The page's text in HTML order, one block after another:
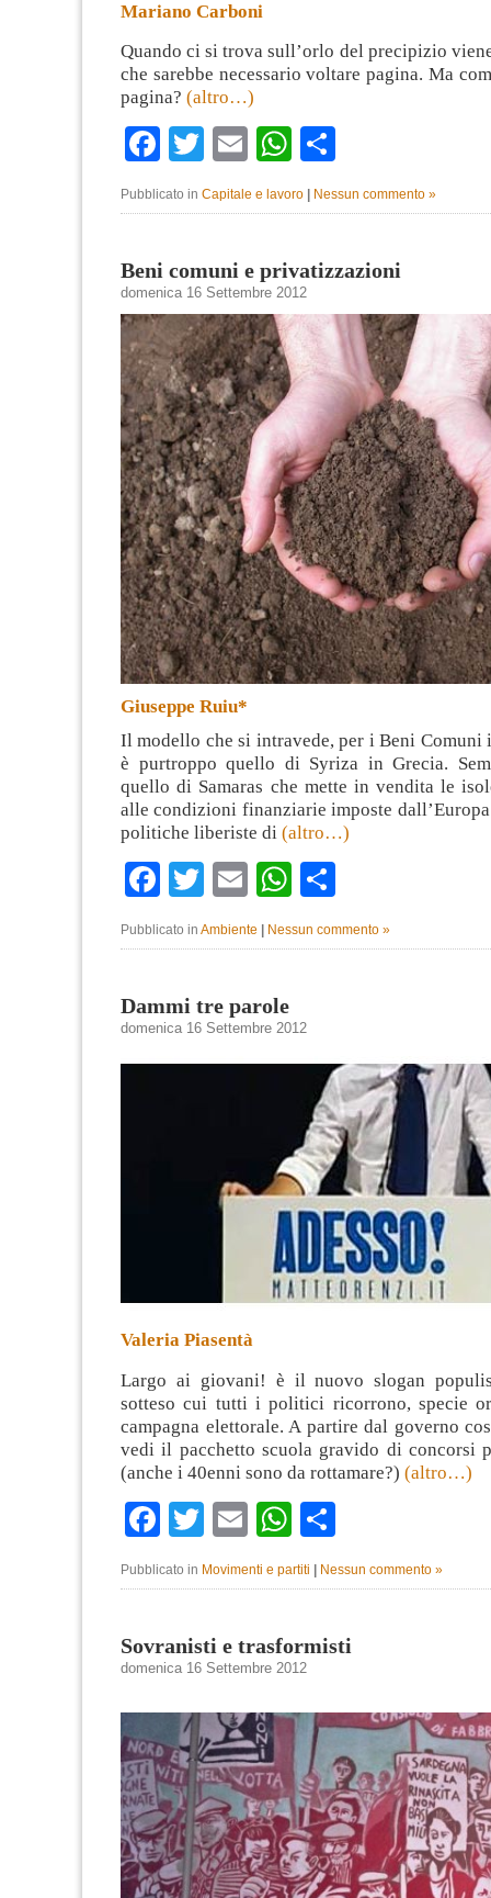
Mariano Carboni
Quando ci si trova sull’orlo del precipizio
che sarebbe necessario voltare pagina. Ma
pagina? (altro…)
Facebook
TwitterEmailWhatsApp
Pubblicato in Capitale e lavoro Nessun commento »
Beni comuni e privatizzazioni
domenica 16 Settembre 2012
Giuseppe Ruiu*
Il modello che si intravede, per i Beni Comuni
è purtroppo quello di Syriza in Grecia.
quello di Samaras che mette in vendita le
alle condizioni finanziarie imposte
politiche liberiste di (altro…)
Facebook
TwitterEmailWhatsApp
Pubblicato in Ambiente Nessun commento »
Dammi tre parole
domenica 16 Settembre 2012
Valeria Piasentà
Largo ai giovani! è il nuovo slogan
sotteso cui tutti i politici ricorrono, specie
campagna elettorale. A partire dal governo
vedi il pacchetto scuola gravido di concorsi
(anche i 40enni sono da rottamare?) (altro…)
Facebook
TwitterEmailWhatsApp
Pubblicato in Movimenti e partiti | Nessun commento »
Sovranisti e trasformisti
domenica 16 Settembre 2012